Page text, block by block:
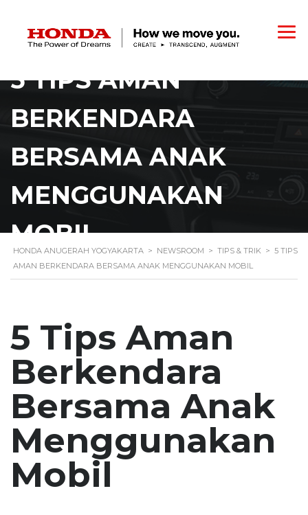
5 TIPS AMAN
BERKENDARA
BERSAMA ANAK
MENGGUNAKAN
MOBIL
HONDA ANUGERAH YOGYAKARTA > NEWSROOM > TIPS & TRIK > 5 TIPS
AMAN BERKENDARA BERSAMA ANAK MENGGUNAKAN MOBIL
5 Tips Aman
Berkendara
Bersama Anak
Menggunakan
Mobil